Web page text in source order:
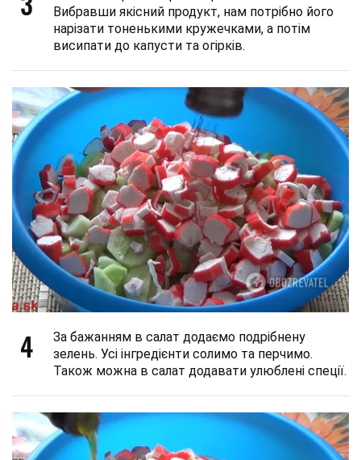
Вибравши якісний продукт, нам потрібно його
нарізати тоненькими кружечками, а потім
висипати до капусти та огірків.
4
За бажанням в салат додаємо подрібнену
зелень. Усі інгредієнти солимо та перчимо.
Також можна в салат додавати улюблені спеції.